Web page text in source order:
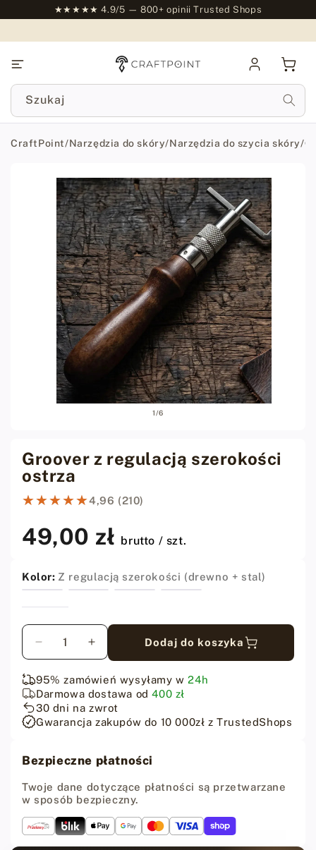
★★★★★ 4.9/5 — 800+ opinii Trusted Shops
się
Szukaj
CraftPoint/Narzędzia do skóry/Narzędzia do szycia skóry/
informacji
produkcie
modalnym
1/z6
Groover z regulacją szerokości
ostrza
★★★★★
★★★★★4,96 (210)
Cena
regularna
49,00 zł brutto / szt.
Kolor: Z regulacją szerokości (drewno + stal)
Ilość
Zmniejsz
ilość
dla
Groover
z
regulacją
Zwiększ
ilość
dla
Groover
z
regulacją
Dodaj do koszyka
95% zamówień wysyłamy w24h
Darmowa dostawa od400 zł
30 dni na zwrot
Gwarancja zakupów do 10 000zł z TrustedShops
Bezpieczne płatności
Twoje dane dotyczące płatności są przetwarzane
w sposób bezpieczny.